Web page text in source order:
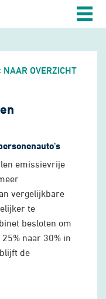
NAAR OVERZICHT
emissievrije
vergelijkbare
te
besloten om
naar 30% in
de